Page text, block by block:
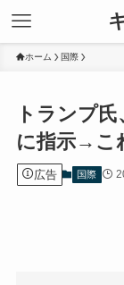
ホーム 国際
トランプ
に指示→こ
広告 国際